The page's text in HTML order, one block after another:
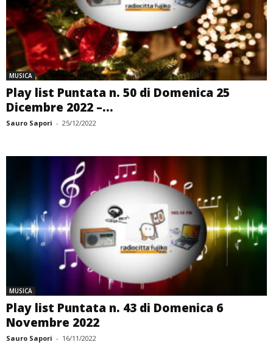
MUSICA
Play list Puntata n. 50 di Domenica 25
Dicembre 2022 –...
Sauro Sapori - 25/12/2022
MUSICA
Play list Puntata n. 43 di Domenica 6
Novembre 2022
Sauro Sapori - 16/11/2022